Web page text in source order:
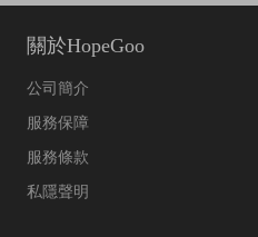
關於HopeGoo
公司簡介
服務保障
服務條款
私隱聲明